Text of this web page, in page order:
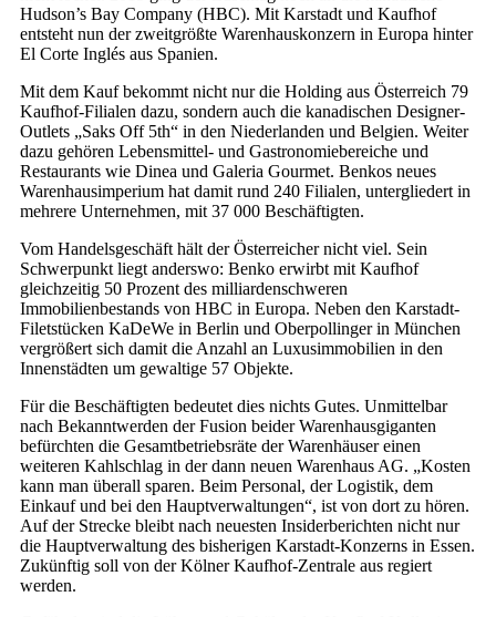
Hudson’s Bay Company (HBC). Mit Karstadt und Kaufhof
entsteht nun der zweitgrößte Warenhauskonzern in Europa hinter
El Corte Inglés aus Spanien.
Mit dem Kauf bekommt nicht nur die Holding aus Österreich 79
Kaufhof-Filialen dazu, sondern auch die kanadischen Designer-
Outlets „Saks Off 5th“ in den Niederlanden und Belgien. Weiter
dazu gehören Lebensmittel- und Gastronomiebereiche und
Restaurants wie Dinea und Galeria Gourmet. Benkos neues
Warenhausimperium hat damit rund 240 Filialen, untergliedert in
mehrere Unternehmen, mit 37 000 Beschäftigten.
Vom Handelsgeschäft hält der Österreicher nicht viel. Sein
Schwerpunkt liegt anderswo: Benko erwirbt mit Kaufhof
gleichzeitig 50 Prozent des milliardenschweren
Immobilienbestands von HBC in Europa. Neben den Karstadt-
Filetstücken KaDeWe in Berlin und Oberpollinger in München
vergrößert sich damit die Anzahl an Luxusimmobilien in den
Innenstädten um gewaltige 57 Objekte.
Für die Beschäftigten bedeutet dies nichts Gutes. Unmittelbar
nach Bekanntwerden der Fusion beider Warenhausgiganten
befürchten die Gesamtbetriebsräte der Warenhäuser einen
weiteren Kahlschlag in der dann neuen Warenhaus AG. „Kosten
kann man überall sparen. Beim Personal, der Logistik, dem
Einkauf und bei den Hauptverwaltungen“, ist von dort zu hören.
Auf der Strecke bleibt nach neuesten Insiderberichten nicht nur
die Hauptverwaltung des bisherigen Karstadt-Konzerns in Essen.
Zukünftig soll von der Kölner Kaufhof-Zentrale aus regiert
werden.